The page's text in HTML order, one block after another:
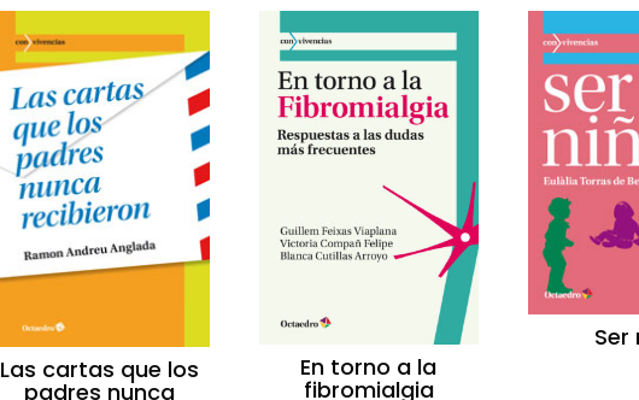
Las cartas que los
padres nunca
En torno a la
fibromialgia
Ser